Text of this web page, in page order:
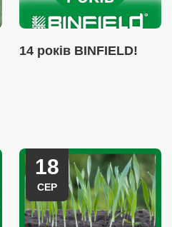
14 років BINFIELD!
18
СЕР